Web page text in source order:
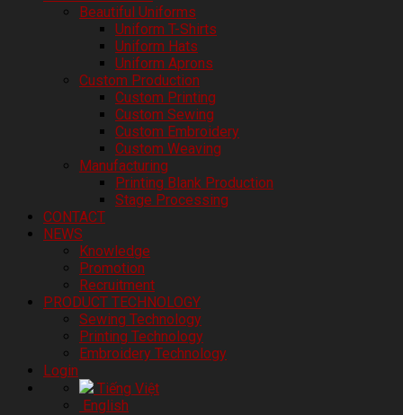
Beautiful Uniforms
Uniform T-Shirts
Uniform Hats
Uniform Aprons
Custom Production
Custom Printing
Custom Sewing
Custom Embroidery
Custom Weaving
Manufacturing
Printing Blank Production
Stage Processing
CONTACT
NEWS
Knowledge
Promotion
Recruitment
PRODUCT TECHNOLOGY
Sewing Technology
Printing Technology
Embroidery Technology
Login
Tiếng Việt
English